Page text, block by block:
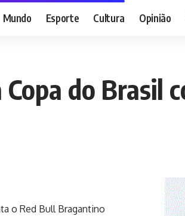
Mundo Esporte Cultura Opinião
do Brasil
o Red Bull Bragantino